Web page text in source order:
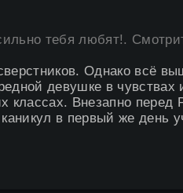
тебя любят!.
Однако всё
девушке в чувствах
классах. Внезапно
в первый же день